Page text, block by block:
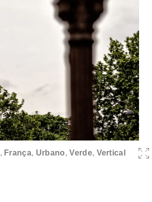
, França, Urbano,Verde, Vertical